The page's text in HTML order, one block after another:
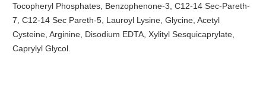
Tocopheryl Phosphates, Benzophenone-3, C12-14 Sec-Pareth-
7, C12-14 Sec Pareth-5, Lauroyl Lysine, Glycine, Acetyl
Cysteine, Arginine, Disodium EDTA, Xylityl Sesquicaprylate,
Caprylyl Glycol.